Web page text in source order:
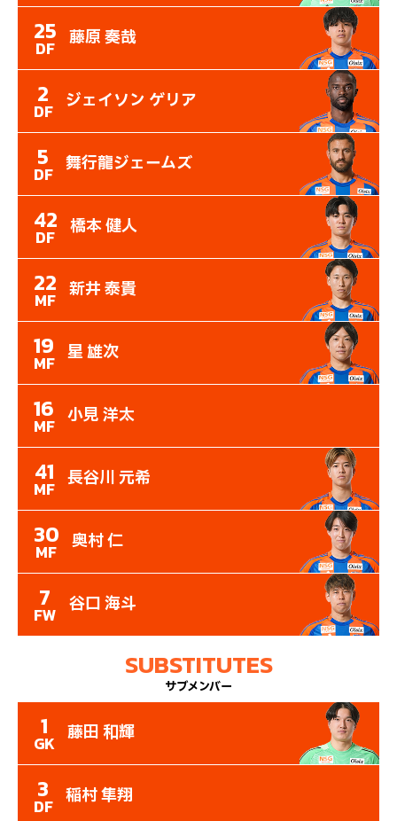
25
DF 藤原 奏哉
2
DF ジェイソン ゲリア
5
DF 舞行龍ジェームズ
42
DF 橋本 健人
22
MF 新井 泰貴
19
MF 星 雄次
16
MF 小見 洋太
41
MF 長谷川 元希
30
MF 奥村 仁
7
FW 谷口 海斗
SUBSTITUTES
サブメンバー
1
GK 藤田 和輝
3
DF 稲村 隼翔